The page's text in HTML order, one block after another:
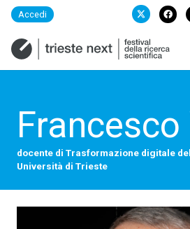
Accedi
docente di Trasformazione digitale
Università di Trieste